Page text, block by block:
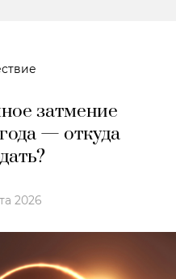
затмение
— откуда
2026